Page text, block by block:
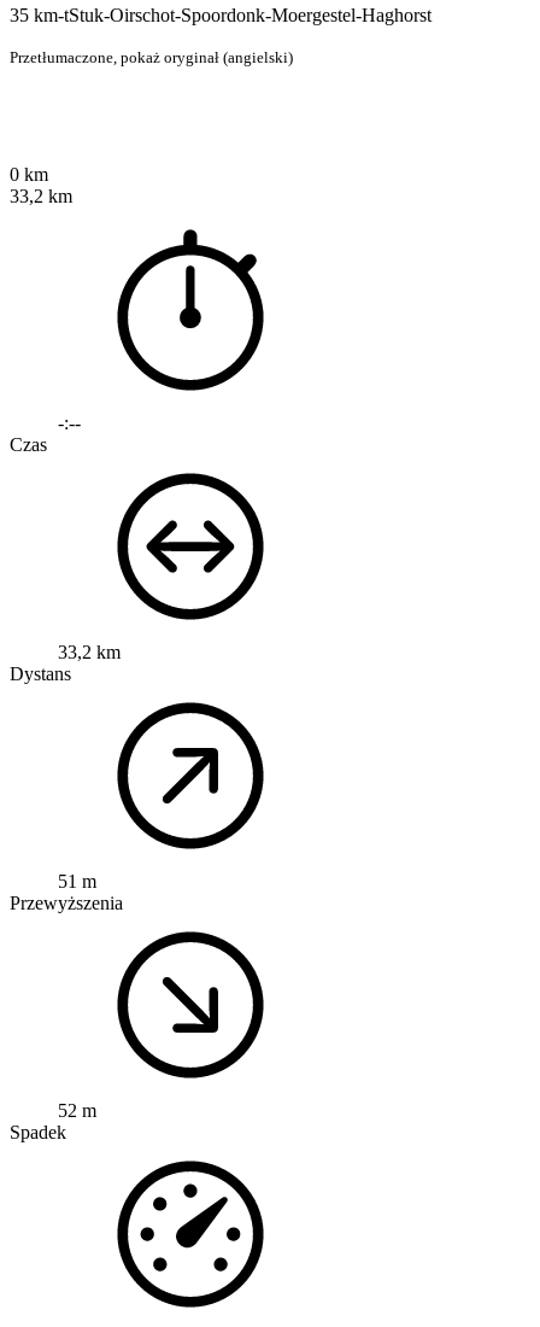
35 km-tStuk-Oirschot-Spoordonk-Moergestel-Haghorst
Przetłumaczone, pokaż oryginał (angielski)
0 km
33,2 km
-:--
Czas
33,2 km
Dystans
51 m
Przewyższenia
52 m
Spadek